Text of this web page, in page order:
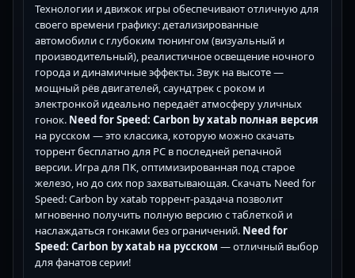
Технологии и движок игры обеспечивают отличную для
своего времени графику: детализированные
автомобили с глубоким тюнингом (визуальный и
производительный), реалистичное освещение ночного
города и динамичные эффекты. Звук на высоте —
мощный рёв двигателей, саундтрек с роком и
электронкой идеально передаёт атмосферу уличных
гонок. Need for Speed: Carbon by xatab полная версия
на русском — это классика, которую можно скачать
торрент бесплатно для PC в последней репачной
версии. Игра для ПК, оптимизированная под старое
железо, но до сих пор захватывающая. Скачать Need for
Speed: Carbon by xatab торрент-раздача позволит
мгновенно получить полную версию с таблеткой и
наслаждаться гонками без ограничений. Need for
Speed: Carbon by xatab на русском — отличный выбор
для фанатов серии!